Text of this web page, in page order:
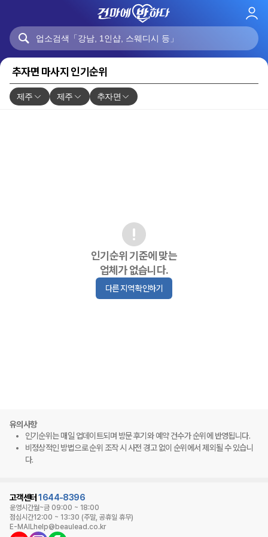
로
추자면 마사지 인기순위
제주 제주 추자면
인기순위 기준에 맞는
업체가 없습니다.
다른 지역 확인하기
유의사항
인기순위는 매일 업데이트되며 방문 후기와 예약 건수가 순위에 반영됩니다.
비정상적인 방법으로 순위 조작 시 사전 경고 없이 순위에서 제외될 수 있습니
다.
고객센터 1644-8396
운영시간월~금 09:00 ~ 18:00
점심시간12:00 ~ 13:30 (주말, 공휴일 휴무)
E-MAILhelp@beaulead.co.kr